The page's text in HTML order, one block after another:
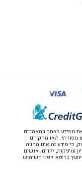
המידע באתר במאמרים
מסורתי, ו/או מחקרים
כי מידע זה אינו מהווה
ומיניקות, ילדים, אנשים
ברופא לפני השימוש